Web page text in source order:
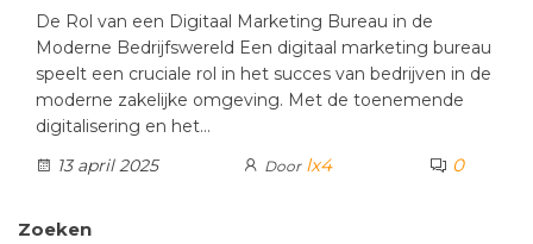
De Rol van een Digitaal Marketing Bureau in de
Moderne Bedrijfswereld Een digitaal marketing bureau
speelt een cruciale rol in het succes van bedrijven in de
moderne zakelijke omgeving. Met de toenemende
digitalisering en het…
13 april 2025
Door lx4 0
Zoeken